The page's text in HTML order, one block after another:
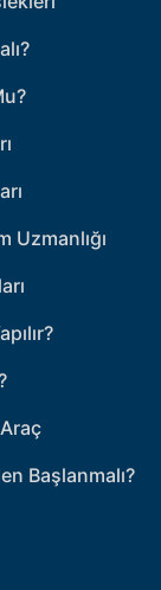
Uzmanlığı
Başlanmalı?